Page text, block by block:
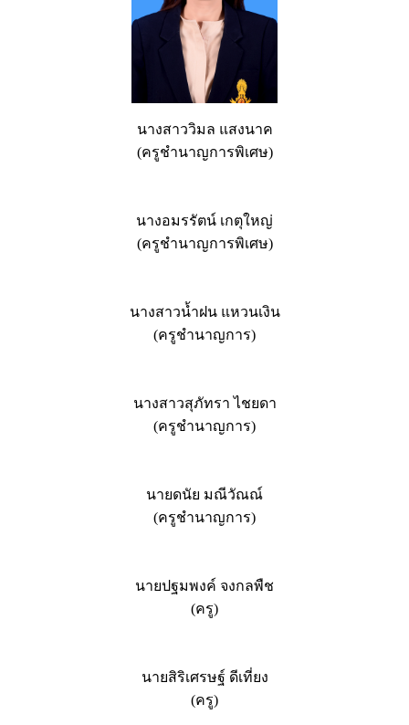
นางสาววิมล แสงนาค
(ครูชำนาญการพิเศษ)
นางอมรรัตน์ เกตุใหญ่
(ครูชำนาญการพิเศษ)
นางสาวน้ำฝน แหวนเงิน
(ครูชำนาญการ)
นางสาวสุภัทรา ไชยดา
(ครูชำนาญการ)
นายดนัย มณีวัณณ์
(ครูชำนาญการ)
นายปฐมพงค์ จงกลพืช
(ครู)
นายสิริเศรษฐ์ ดีเที่ยง
(ครู)